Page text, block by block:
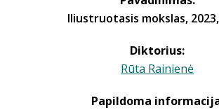
Iliustruotasis mokslas,
Diktorius:
Rūta Rainienė
Papildoma